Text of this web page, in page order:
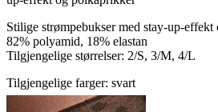
Stilige strømpebukser med stay-up-
82% polyamid, 18% elastan
Tilgjengelige størrelser: 2/S, 3/M, 4/L
Tilgjengelige farger: svart